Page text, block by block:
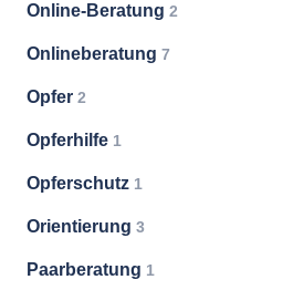
Online-Beratung 2
Onlineberatung 7
Opfer 2
Opferhilfe 1
Opferschutz 1
Orientierung 3
Paarberatung 1